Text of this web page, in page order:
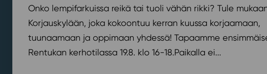
Onko lempifarkuissa reikä tai tuoli vähän rikki? Tule
Korjauskylään, joka kokoontuu kerran kuussa korjaamaan,
tuunaamaan ja oppimaan yhdessä! Tapaamme
Rentukan kerhotilassa 19.8. klo 16-18.⁠⁠Paikalla ei...